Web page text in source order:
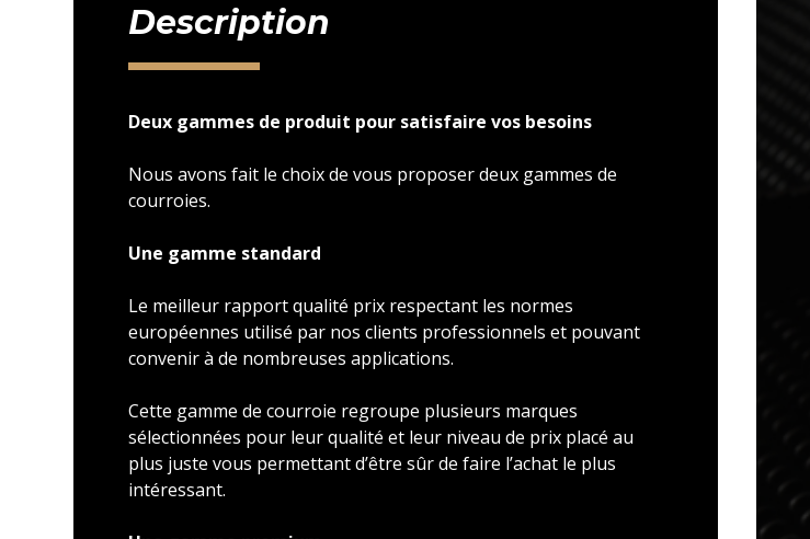
Description
Deux gammes de produit pour satisfaire vos besoins
Nous avons fait le choix de vous proposer deux gammes de
courroies.
Une gamme standard
Le meilleur rapport qualité prix respectant les normes
européennes utilisé par nos clients professionnels et pouvant
convenir à de nombreuses applications.
Cette gamme de courroie regroupe plusieurs marques
sélectionnées pour leur qualité et leur niveau de prix placé au
plus juste vous permettant d’être sûr de faire l’achat le plus
intéressant.